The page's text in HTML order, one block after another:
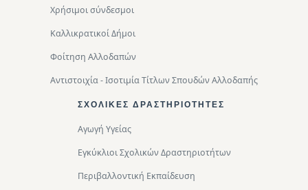
Χρήσιμοι σύνδεσμοι
Καλλικρατικοί Δήμοι
Φοίτηση Αλλοδαπών
Αντιστοιχία - Ισοτιμία Τίτλων Σπουδών Αλλοδαπής
ΣΧΟΛΙΚΈΣ ΔΡΑΣΤΗΡΙΌΤΗΤΕΣ
Αγωγή Υγείας
Εγκύκλιοι Σχολικών Δραστηριοτήτων
Περιβαλλοντική Eκπαίδευση